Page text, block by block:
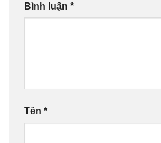
Bình luận *
Tên *